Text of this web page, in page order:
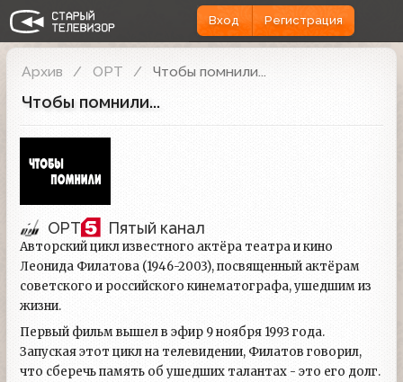
Вход Регистрация
Архив ОРТ Чтобы помнили...
Чтобы помнили...
ОРТ Пятый канал
Авторский цикл известного актёра театра и кино
Леонида Филатова (1946-2003), посвященный актёрам
советского и российского кинематографа, ушедшим из
жизни.
Первый фильм вышел в эфир 9 ноября 1993 года.
Запуская этот цикл на телевидении, Филатов говорил,
что сберечь память об ушедших талантах - это его долг.